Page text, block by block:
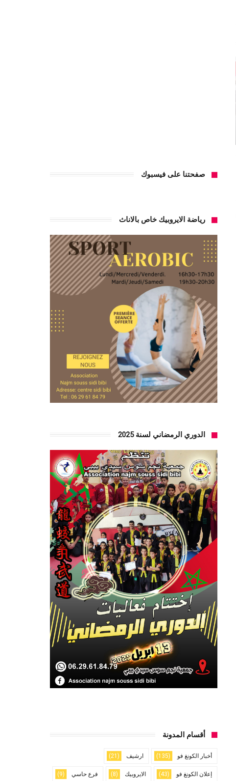
صفحتنا على فيسبوك
رياضة الايروبيك خاص بالاناث
الدوري الرمضاني لسنة 2025
أقسام المدونة
أخبار الكونغ فو (135) ارشيف (21)
إعلان الكونغ فو (43) الايروبيك (8) فرع حاسي (9)